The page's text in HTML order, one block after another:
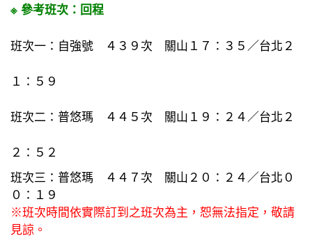
※ 參考班次：回程
班次一：自強號 ４ ３９ 次 關山１ ７ ： ３ ５ ／台北２
１ ：５ ９
班次二：普悠瑪 ４４ ５ 次 關山 １ ９ ： ２ ４／台北 ２
２ ： ５ ２
班次三：普悠瑪 ４４７次 關山２０：２４／台北０
０：１９
※班次時間依實際訂到之班次為主，恕無法指定，敬請
見諒。